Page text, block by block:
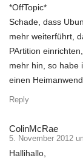
*OffTopic*
Schade, dass
mehr weiterführt,
PArtition
mehr hin, so habe
einen
Reply
ColinMcRae
5. November 2012
Hallihallo,